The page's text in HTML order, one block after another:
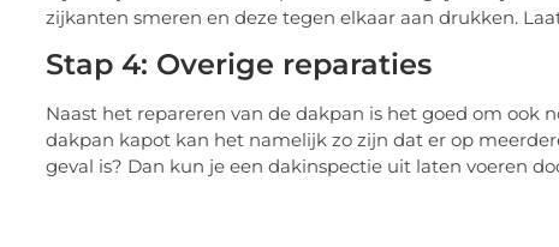
zijkanten smeren en deze tegen elkaar aan drukken.
Stap 4: Overige reparaties
Naast het repareren van de dakpan is het goed om ook
dakpan kapot kan het namelijk zo zijn dat er op
geval is? Dan kun je een dakinspectie uit laten voeren